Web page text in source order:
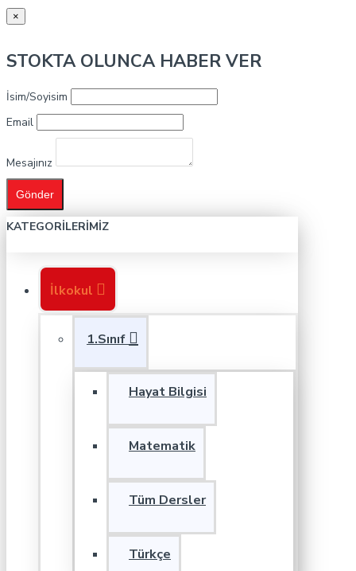
×
STOKTA OLUNCA HABER VER
İsim/Soyisim
Email
Mesajınız
Gönder
KATEGORILERIMIZ
İlkokul
1.Sınıf
Hayat Bilgisi
Matematik
Tüm Dersler
Türkçe